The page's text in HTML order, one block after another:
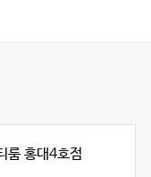
룸 홍대4호점